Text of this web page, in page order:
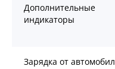
Дополнительные
индикаторы
Зарядка от